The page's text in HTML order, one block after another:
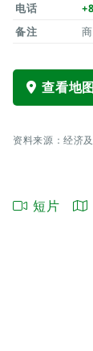
电话
备注
查看地图
资料来源：经济
短片